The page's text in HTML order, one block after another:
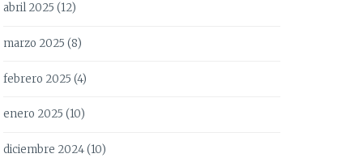
abril 2025 (12)
marzo 2025 (8)
febrero 2025 (4)
enero 2025 (10)
diciembre 2024(10)